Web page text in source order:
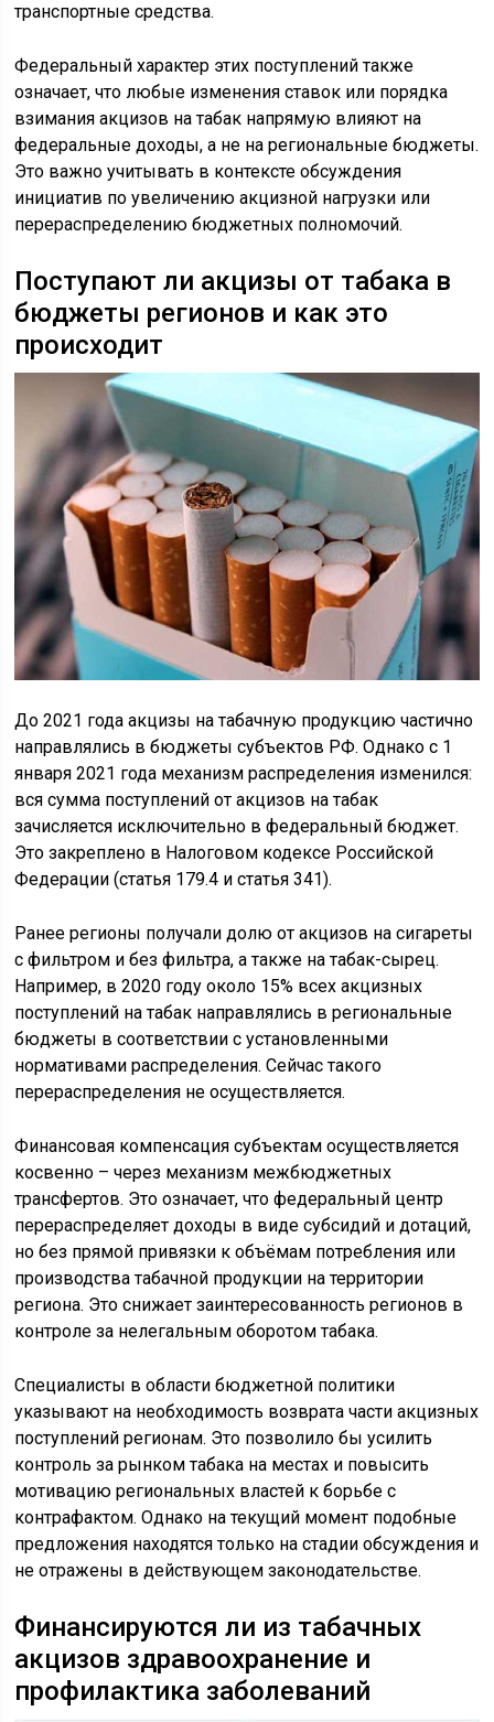
транспортные средства.
Федеральный характер этих поступлений также
означает, что любые изменения ставок или порядка
взимания акцизов на табак напрямую влияют на
федеральные доходы, а не на региональные бюджеты.
Это важно учитывать в контексте обсуждения
инициатив по увеличению акцизной нагрузки или
перераспределению бюджетных полномочий.
Поступают ли акцизы от табака в
бюджеты регионов и как это
происходит
До 2021 года акцизы на табачную продукцию частично
направлялись в бюджеты субъектов РФ. Однако с 1
января 2021 года механизм распределения изменился:
вся сумма поступлений от акцизов на табак
зачисляется исключительно в федеральный бюджет.
Это закреплено в Налоговом кодексе Российской
Федерации (статья 179.4 и статья 341).
Ранее регионы получали долю от акцизов на сигареты
с фильтром и без фильтра, а также на табак-сырец.
Например, в 2020 году около 15% всех акцизных
поступлений на табак направлялись в региональные
бюджеты в соответствии с установленными
нормативами распределения. Сейчас такого
перераспределения не осуществляется.
Финансовая компенсация субъектам осуществляется
косвенно – через механизм межбюджетных
трансфертов. Это означает, что федеральный центр
перераспределяет доходы в виде субсидий и дотаций,
но без прямой привязки к объёмам потребления или
производства табачной продукции на территории
региона. Это снижает заинтересованность регионов в
контроле за нелегальным оборотом табака.
Специалисты в области бюджетной политики
указывают на необходимость возврата части акцизных
поступлений регионам. Это позволило бы усилить
контроль за рынком табака на местах и повысить
мотивацию региональных властей к борьбе с
контрафактом. Однако на текущий момент подобные
предложения находятся только на стадии обсуждения и
не отражены в действующем законодательстве.
Финансируются ли из табачных
акцизов здравоохранение и
профилактика заболеваний